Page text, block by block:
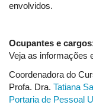
envolvidos.
Ocupantes e
Veja as informações
Coordenadora do
Profa. Dra. Tatiana
Portaria de Pessoal